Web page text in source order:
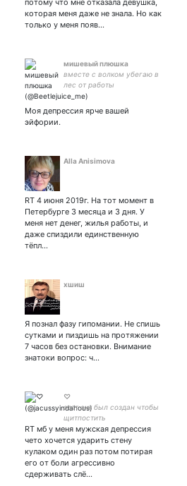
потому что мне отказала девушка,
которая меня даже не знала. Но как
только у меня появ…
мишевый плюшка
вместе с волком убегаю в
лес от работы
Моя депрессия ярче вашей
эйфории.
Аlla Anisimova
RT 4 июня 2019г. На тот момент в
Петербурге 3 месяца и 3 дня. У
меня нет денег, жилья работы, и
даже спиздили единственную
тёпл…
хшиш
Я познал фазу гипомании. Не спишь
сутками и пиздишь на протяжении
7 часов без остановки. Внимание
знатоки вопрос: ч…
♡
этот акк был создан чтобы
щитпостить
RT мб у меня мужская депрессия
чето хочется ударить стену
кулаком один раз потом потирая
его от боли агрессивно
сдерживать слё…